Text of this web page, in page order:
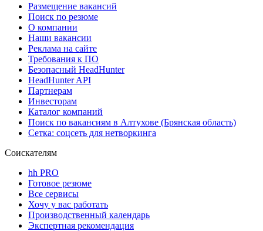
Размещение вакансий
Поиск по резюме
О компании
Наши вакансии
Реклама на сайте
Требования к ПО
Безопасный HeadHunter
HeadHunter API
Партнерам
Инвесторам
Каталог компаний
Поиск по вакансиям в Алтухове (Брянская область)
Сетка: соцсеть для нетворкинга
Соискателям
hh PRO
Готовое резюме
Все сервисы
Хочу у вас работать
Производственный календарь
Экспертная рекомендация